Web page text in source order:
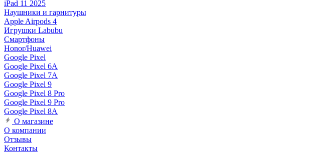
iPad 11 2025
Наушники и гарнитуры
Apple Airpods 4
Игрушки Labubu
Смартфоны
Honor/Huawei
Google Pixel
Google Pixel 6A
Google Pixel 7А
Google Pixel 9
Google Pixel 8 Pro
Google Pixel 9 Pro
Google Pixel 8A
О магазине
О компании
Отзывы
Контакты